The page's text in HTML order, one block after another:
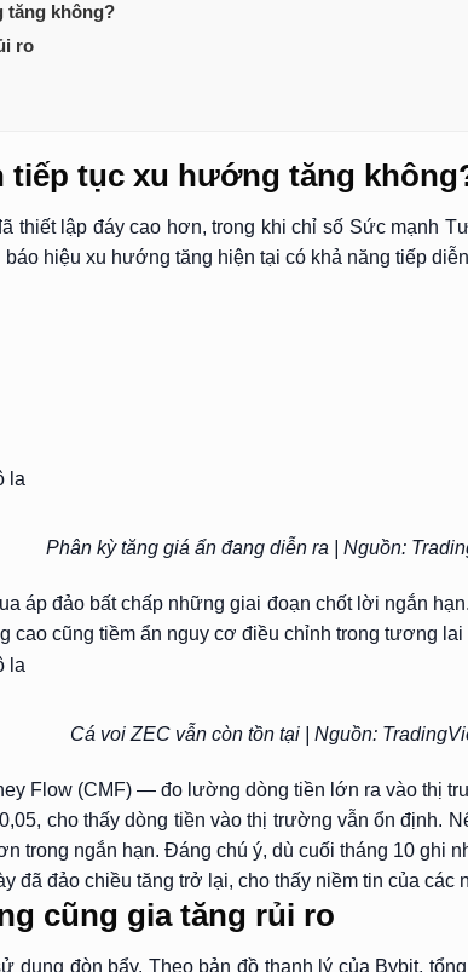
tăng không?
ro
tiếp tục xu hướng tăng
thiết lập đáy cao hơn, trong khi chỉ số Sức
hiệu xu hướng tăng hiện tại có khả năng tiếp
Phân kỳ tăng giá ẩn đang diễn ra | Nguồn:
áp đảo bất chấp những giai đoạn chốt lời ngắn
cao cũng tiềm ẩn nguy cơ điều chỉnh trong tương lai
Cá voi ZEC vẫn còn tồn tại | Nguồn:
Flow (CMF) — đo lường dòng tiền lớn ra vào thị
cho thấy dòng tiền vào thị trường vẫn ổn định.
trong ngắn hạn. Đáng chú ý, dù cuối tháng 10 ghi
đã đảo chiều tăng trở lại, cho thấy niềm tin của các
cũng gia tăng rủi ro
đòn bẩy. Theo bản đồ thanh lý của Bybit,